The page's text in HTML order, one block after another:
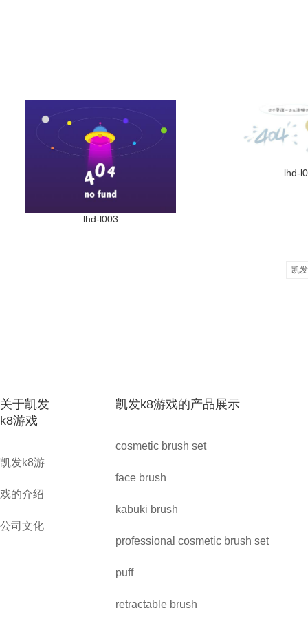
lhd-l003
lhd-
凯
关于凯发
k8游戏
凯发k8游
戏的介绍
公司文化
凯发k8游戏的产品展示
cosmetic brush set
face brush
kabuki brush
professional cosmetic brush set
puff
retractable brush